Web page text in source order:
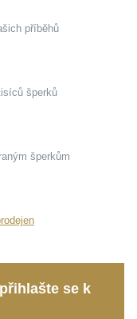
provedení nechá
šperkařského
zlatazvolíte
si jej
příběhů
šperků
šperkům
se k